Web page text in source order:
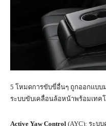
5 โหมดการขับขี่อื่นๆ ถูกออกแบ
ระบบขับเคลื่อนล้อหน้าพร้อมเทค
Active Yaw Control (AYC): ระบ